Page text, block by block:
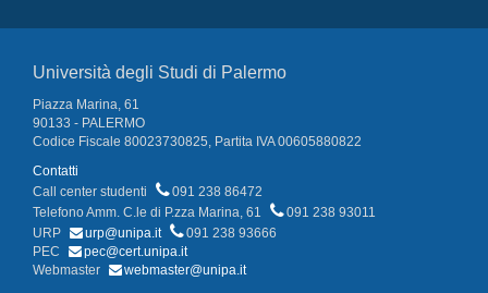
Università degli Studi di Palermo
Piazza Marina, 61
90133 - PALERMO
Codice Fiscale 80023730825, Partita IVA 00605880822
Contatti
Call center studenti
091 238 86472
Telefono Amm. C.le di P.zza Marina, 61
091 238 93011
URP
urp@unipa.it
091 238 93666
PEC
pec@cert.unipa.it
Webmaster
webmaster@unipa.it